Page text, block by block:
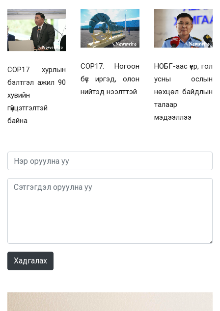
COP17 хурлын
бэлтгэл ажил 90
хувийн
гүйцэтгэлтэй
байна
COP17: Ногоон
бүс иргэд, олон
нийтэд нээлттэй
НОБГ-аас үер, гол
усны ослын
нөхцөл байдлын
талаар
мэдээллээ
Хадгалах